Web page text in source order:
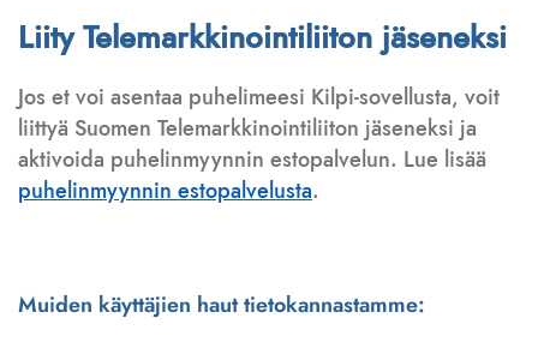
Liity Telemarkkinointiliiton jäseneksi
Jos et voi asentaa puhelimeesi Kilpi-sovellusta, voit
liittyä Suomen Telemarkkinointiliiton jäseneksi ja
aktivoida puhelinmyynnin estopalvelun. Lue lisää
puhelinmyynnin estopalvelusta.
Muiden käyttäjien haut tietokannastamme: